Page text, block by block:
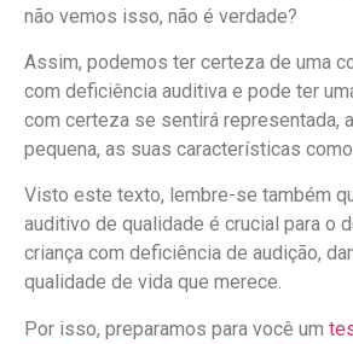
não vemos isso, não é verdade?
Assim, podemos ter certeza de uma
com deficiência auditiva e pode ter
com certeza se sentirá representada,
pequena, as suas características
Visto este texto, lembre-se também
auditivo de qualidade é crucial para o
criança com deficiência de audição,
qualidade de vida que merece.
Por isso, preparamos para você um